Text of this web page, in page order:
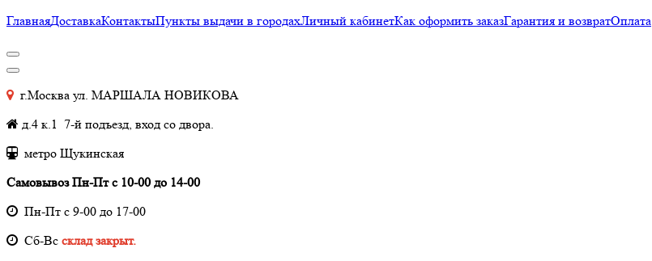
ГлавнаяДоставкаКонтактыПункты выдачи в городахЛичный кабинетКак оформить заказГарантия и возвратОплата
г.Москва ул. МАРШАЛА НОВИКОВА
д.4 к.1 7-й подъезд, вход со двора.
метро Щукинская
Самовывоз Пн-Пт с 10-00 до 14-00
Пн-Пт с 9-00 до 17-00
Cб-Вс склад закрыт.